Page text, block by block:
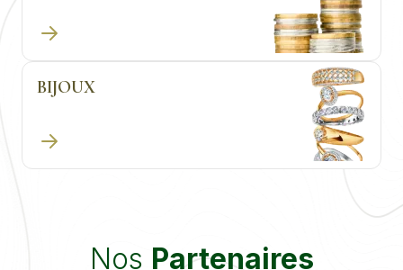
BIJOUX
Nos Partenaires